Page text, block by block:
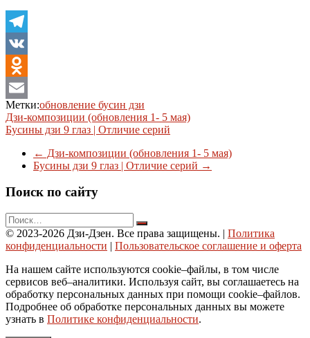
Telegram
VK
Odnoklassniki
Email
Метки:обновление бусин дзи
Навигация
по
записям
Дзи-композиции (обновления 1- 5 мая)
Бусины дзи 9 глаз | Отличие серий
← Дзи-композиции (обновления 1- 5 мая)
Бусины дзи 9 глаз | Отличие серий →
Поиск по сайту
© 2023-2026 Дзи-Дзен. Все права защищены. | Политика
конфиденциальности | Пользовательское соглашение и оферта
На нашем сайте используются cookie–файлы, в том числе
сервисов веб–аналитики. Используя сайт, вы соглашаетесь на
обработку персональных данных при помощи cookie–файлов.
Подробнее об обработке персональных данных вы можете
узнать в Политике конфиденциальности.